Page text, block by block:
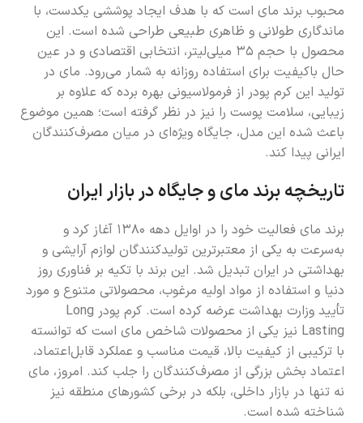
محبوب برند مای است که با هدف ایجاد پوششی یکدست، با
ماندگاری طولانی و ظاهری طبیعی طراحی شده است. این
محصول با حجم ۳۵ میلی‌لیتر، انتخابی اقتصادی و در عین
حال باکیفیت برای استفاده روزانه به شمار می‌رود. مای در
تولید این کرم پودر از فرمولاسیونی بهره برده که علاوه بر
زیبایی، سلامت پوست را نیز در نظر گرفته است؛ همین موضوع
باعث شده این مدل، جایگاه ویژه‌ای در میان مصرف‌کنندگان
ایرانی پیدا کند.
تاریخچه برند مای و جایگاه در بازار ایران
برند مای فعالیت خود را در اوایل دهه ۱۳۸۰ آغاز کرد و
به‌سرعت به یکی از معتبرترین تولیدکنندگان لوازم آرایشی و
بهداشتی در ایران تبدیل شد. این برند با تکیه بر فناوری روز
دنیا و استفاده از مواد اولیه مرغوب، محصولاتی متنوع و مورد
تأیید وزارت بهداشت عرضه کرده است. کرم پودر Long
Lasting نیز یکی از محصولات شاخص مای است که توانسته
با ترکیبی از کیفیت بالا، قیمت مناسب و عملکرد قابل‌اعتماد،
اعتماد بخش بزرگی از مصرف‌کنندگان را جلب کند. امروز، مای
نه تنها در بازار داخلی، بلکه در برخی کشورهای منطقه نیز
شناخته شده است.